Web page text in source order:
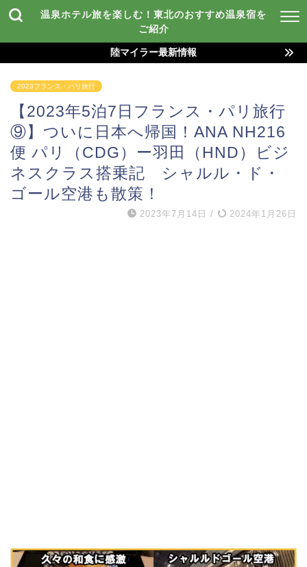
温泉ホテル旅を楽しむ！東北のおすすめ温泉宿を
ご紹介
陸マイラー最新情報
2023フランス・パリ旅行
【2023年5泊7日フランス・パリ旅行
⑨】ついに日本へ帰国！ANA NH216
便 パリ（CDG）ー羽田（HND）ビジ
ネスクラス搭乗記 シャルル・ド・
ゴール空港も散策！
2023年7月14日 / 2024年1月26日